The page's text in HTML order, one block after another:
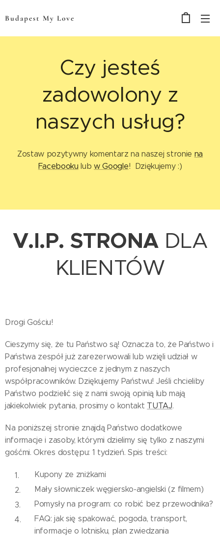
Budapest My Love
Czy jesteś
zadowolony z
naszych usług?
Zostaw pozytywny komentarz na naszej stronie na
Facebooku lubw Google! Dziękujemy :)
V.I.P. STRONA DLA
KLIENTÓW
Drogi Gościu!
Cieszymy się, że tu Państwo są! Oznacza to, że Państwo i
Państwa zespół już zarezerwowali lub wzięli udział w
profesjonalnej wycieczce z jednym z naszych
współpracowników. Dziękujemy Państwu! Jeśli chcieliby
Państwo podzielić się z nami swoją opinią lub mają
jakiekolwiek pytania, prosimy o kontakt TUTAJ.
Na poniższej stronie znajdą Państwo dodatkowe
informacje i zasoby, którymi dzielimy się tylko z naszymi
gośćmi. Okres dostępu: 1 tydzień. Spis treści:
Kupony ze zniżkami
Mały słowniczek węgiersko-angielski (z filmem)
Pomysły na program: co robić bez przewodnika?
FAQ: jak się spakować, pogoda, transport,
informacje o lotnisku, plan zwiedzania